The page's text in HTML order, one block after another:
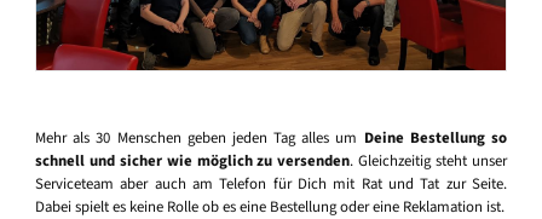
Mehr als 30 Menschen geben jeden Tag alles um Deine Bestellung so
schnell und sicher wie möglich zu versenden. Gleichzeitig steht unser
Serviceteam aber auch am Telefon für Dich mit Rat und Tat zur Seite.
Dabei spielt es keine Rolle ob es eine Bestellung oder eine Reklamation ist.